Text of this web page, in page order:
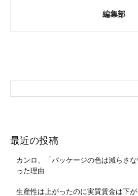
編集部
最近の投稿
カンロ、「パッケージの色は減らさ
った理由
生産性は上がったのに実質賃金は下